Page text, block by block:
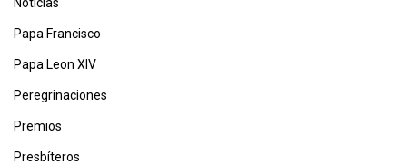
Papa Francisco
Papa Leon XIV
Peregrinaciones
Premios
Presbíteros